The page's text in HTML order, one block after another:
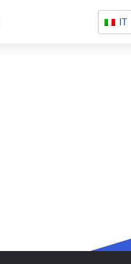
IT